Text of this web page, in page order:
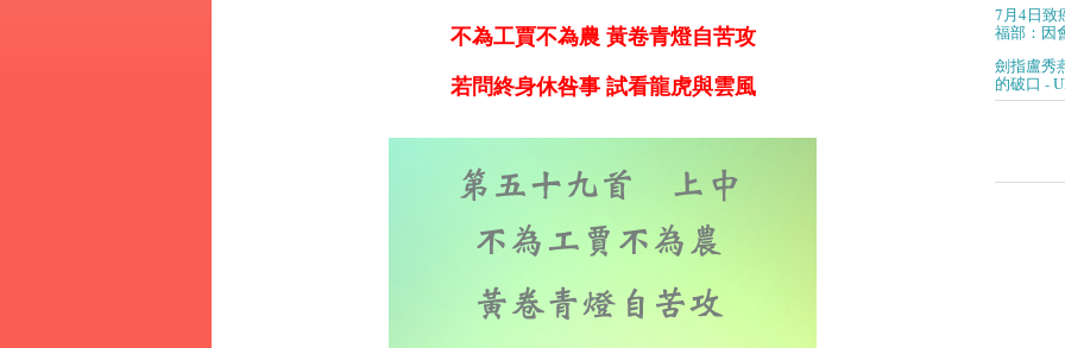
不為工賈不為農 黃卷青燈自苦攻
若問終身休咎事 試看龍虎與雲風
7月4日致
福部：因
劍指盧秀
的破口 -